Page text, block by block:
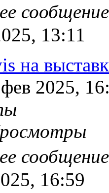
13:11
на
2025,
16:59